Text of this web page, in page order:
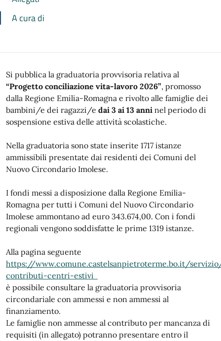
A cura di
Si pubblica la graduatoria provvisoria relativa al
“Progetto conciliazione vita-lavoro 2026”, promosso
dalla Regione Emilia-Romagna e rivolto alle famiglie dei
bambini/e dei ragazzi/e dai 3 ai 13 anni nel periodo di
sospensione estiva delle attività scolastiche.
Nella graduatoria sono state inserite 1717 istanze
ammissibili presentate dai residenti dei Comuni del
Nuovo Circondario Imolese.
I fondi messi a disposizione dalla Regione Emilia-
Romagna per tutti i Comuni del Nuovo Circondario
Imolese ammontano ad euro 343.674,00. Con i fondi
regionali vengono soddisfatte le prime 1319 istanze.
Alla pagina seguente
https://www.comune.castelsanpietroterme.bo.it/
contributi-centri-estivi
è possibile consultare la graduatoria provvisoria
circondariale con ammessi e non ammessi al
finanziamento.
Le famiglie non ammesse al contributo per mancanza di
requisiti (in allegato) potranno presentare entro il